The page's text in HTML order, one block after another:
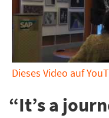
Dieses Video auf
“It’s a